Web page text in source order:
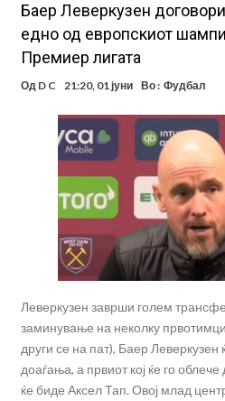
Баер Леверкузен
едно од европскиот
Премиер лигата
Од D C 21:20, 01 јуни Во : Фудбал
Леверкузен заврши голем
заминување на неколку
други се на пат), Баер Леверкузен
доаѓања, а првиот кој ќе го
ќе биде Аксел Тап. Овој млад